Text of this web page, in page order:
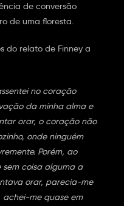
de conversão
de uma floresta.
do relato de Finney a
no coração
da minha alma e
orar, o coração não
onde ninguém
Porém, ao
coisa alguma a
orar, parecia-me
achei-me quase em